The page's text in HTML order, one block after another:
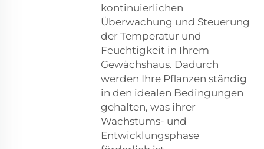
kontinuierlichen
Überwachung und Steuerung
der Temperatur und
Feuchtigkeit in Ihrem
Gewächshaus. Dadurch
werden Ihre Pflanzen ständig
in den idealen Bedingungen
gehalten, was ihrer
Wachstums- und
Entwicklungsphase